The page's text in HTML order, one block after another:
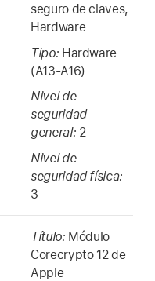
seguro de claves,
Hardware
Tipo: Hardware
(A13-A16)
Nivel de
seguridad
general: 2
Nivel de
seguridad física:
3
Título: Módulo
Corecrypto 12 de
Apple